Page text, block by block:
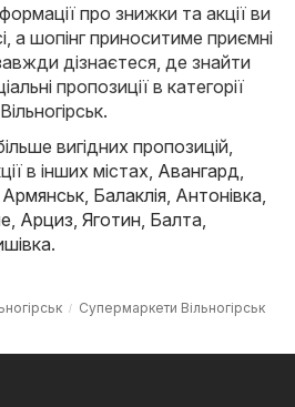
про знижки та акції ви
а шопінг приноситиме приємні
дізнаєтеся, де знайти
пропозиції в категорії
вигідних пропозицій,
в інших містах, Авангард
Армянськ Балаклія Антонівка
Арциз Яготин Балта
.
Супермаркети Вільногірськ